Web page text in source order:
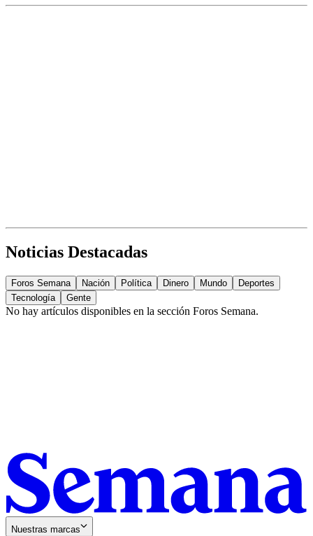
Noticias Destacadas
Foros Semana Nación Política Dinero Mundo
Deportes
Tecnología
Gente
No hay artículos disponibles en la sección Foros Semana.
Nuestras marcas